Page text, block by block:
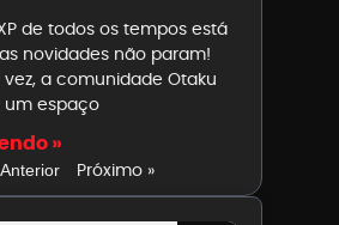
de todos os tempos está
novidades não param!
vez, a comunidade Otaku
um espaço
»
Próximo »